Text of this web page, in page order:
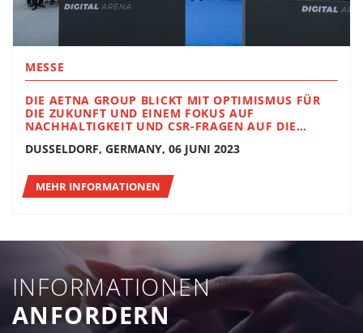
MESSE
DIE AETNA GROUP BLICKT MIT OPTIMISMUS FÜR
DIE ZUKUNFT UND EINEM FOKUS AUF
NACHHALTIGKEIT UND CSR-FRAGEN AUF DIE
DUSSELDORF, GERMANY, 06 JUNI 2023
MEHR INFORMATIONEN
INFORMATIONEN
ANFORDERN